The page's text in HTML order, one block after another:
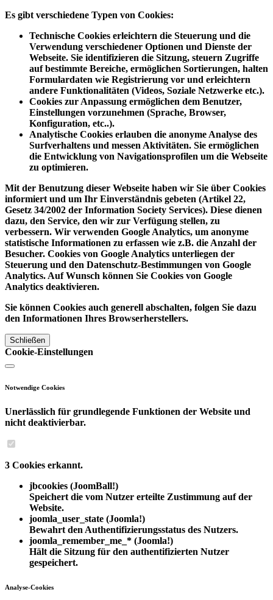
Es gibt verschiedene Typen von Cookies:
Technische Cookies erleichtern die Steuerung und die
Verwendung verschiedener Optionen und Dienste der
Webseite. Sie identifizieren die Sitzung, steuern Zugriffe
auf bestimmte Bereiche, ermöglichen Sortierungen, halten
Formulardaten wie Registrierung vor und erleichtern
andere Funktionalitäten (Videos, Soziale Netzwerke etc.).
Cookies zur Anpassung ermöglichen dem Benutzer,
Einstellungen vorzunehmen (Sprache, Browser,
Konfiguration, etc..).
Analytische Cookies erlauben die anonyme Analyse des
Surfverhaltens und messen Aktivitäten. Sie ermöglichen
die Entwicklung von Navigationsprofilen um die Webseite
zu optimieren.
Mit der Benutzung dieser Webseite haben wir Sie über Cookies
informiert und um Ihr Einverständnis gebeten (Artikel 22,
Gesetz 34/2002 der Information Society Services). Diese dienen
dazu, den Service, den wir zur Verfügung stellen, zu
verbessern. Wir verwenden Google Analytics, um anonyme
statistische Informationen zu erfassen wie z.B. die Anzahl der
Besucher. Cookies von Google Analytics unterliegen der
Steuerung und den Datenschutz-Bestimmungen von Google
Analytics. Auf Wunsch können Sie Cookies von Google
Analytics deaktivieren.
Sie können Cookies auch generell abschalten, folgen Sie dazu
den Informationen Ihres Browserherstellers.
Schließen
Cookie-Einstellungen
Notwendige Cookies
Unerlässlich für grundlegende Funktionen der Website und
nicht deaktivierbar.
3 Cookies erkannt.
jbcookies (JoomBall!)
Speichert die vom Nutzer erteilte Zustimmung auf der
Website.
joomla_user_state (Joomla!)
Bewahrt den Authentifizierungsstatus des Nutzers.
joomla_remember_me_* (Joomla!)
Hält die Sitzung für den authentifizierten Nutzer
gespeichert.
Analyse-Cookies